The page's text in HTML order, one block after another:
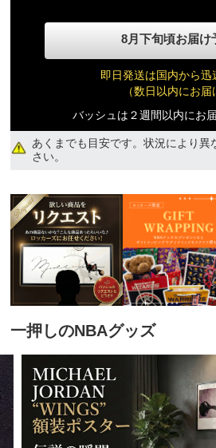
8月下旬頃お届け
即日発送は国内から迅
（数日以内にお届
バッシュは２週間以内にお
あくまでも目安です。状況により異
さい。
一押しのNBAグッズ
品切れ